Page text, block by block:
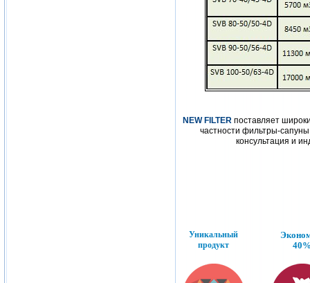
NEW FILTERпоставляет
частности фильтры-
консультация и
Уникальный
продукт